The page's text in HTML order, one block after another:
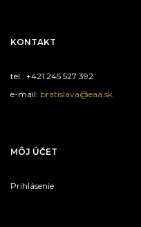
KONTAKT
tel.: +421 245 527 392
e-mail: bratislava@eaa.sk
MÔJ ÚČET
Prihlásenie